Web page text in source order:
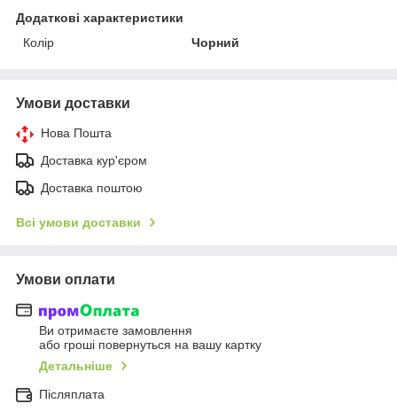
Додаткові характеристики
Колір
Чорний
Умови доставки
Нова Пошта
Доставка кур'єром
Доставка поштою
Всі умови доставки
Умови оплати
Ви отримаєте замовлення
або гроші повернуться на вашу картку
Детальніше
Післяплата